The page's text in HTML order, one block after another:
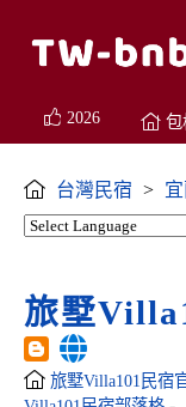
2026 包
台灣民宿 >
旅墅
旅墅Villa101民宿